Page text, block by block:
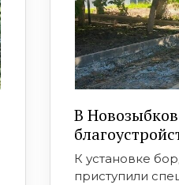
В
К установке
приступили